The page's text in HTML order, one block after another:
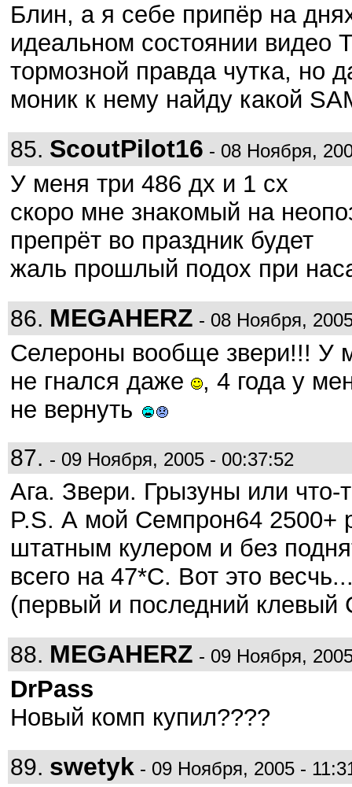
Блин, а я себе припёр на
идеальном состоянии видео
тормозной правда чутка, но
моник к нему найду какой
85. ScoutPilot16 - 08 Ноября,
У меня три 486 дх и 1 сх
скоро мне знакомый на
препрёт во праздник будет
жаль прошлый подох при
86. MEGAHERZ - 08 Ноября,
Селероны вообще звери!!! У
не гнался даже
, 4 года у
не вернуть
87. - 09 Ноября, 2005 - 00:37:52
Ага. Звери. Грызуны или что-
P.S. А мой Семпрон64 2500+
штатным кулером и без
всего на 47*С. Вот это
(первый и последний клевый
88. MEGAHERZ - 09 Ноября,
DrPass
Новый комп купил????
89. swetyk - 09 Ноября, 2005 -